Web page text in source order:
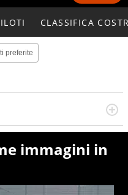
CLASSIFICA
preferite
si accendono i motori,
immagini in